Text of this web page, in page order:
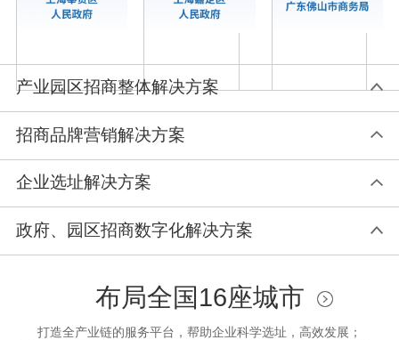
产业园区招商整体解决方案
招商品牌营销解决方案
企业选址解决方案
政府、园区招商数字化解决方案
布局全国 16座城市
打造全产业链的服务平台，帮助企业科学选址，高效发展；